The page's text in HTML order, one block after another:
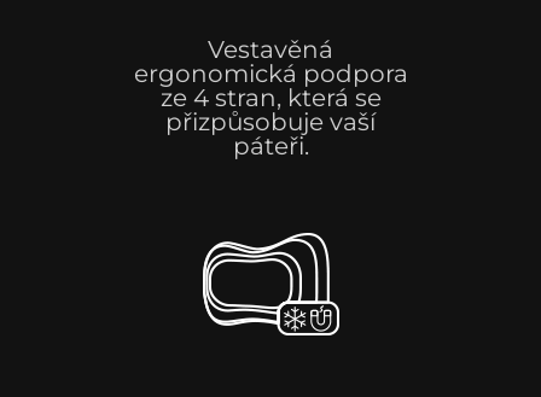
Vestavěná
ergonomická podpora
ze 4 stran, která se
přizpůsobuje vaší
páteři.